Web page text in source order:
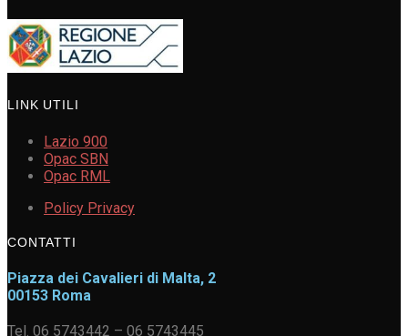
LINK UTILI
Lazio 900
Opac SBN
Opac RML
Policy Privacy
CONTATTI
Piazza dei Cavalieri di Malta, 2
00153 Roma
Tel. 06 5743442 – 06 5743445